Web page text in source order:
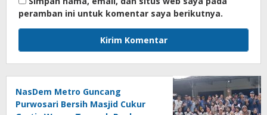
peramban ini untuk komentar saya berikutnya.
NasDem Metro Guncang
Purwosari Bersih Masjid Cukur